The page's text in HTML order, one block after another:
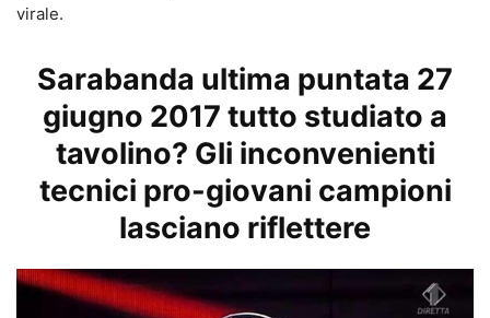
virale.
Sarabanda ultima puntata 27
giugno 2017 tutto studiato a
tavolino? Gli inconvenienti
tecnici pro-giovani campioni
lasciano riflettere